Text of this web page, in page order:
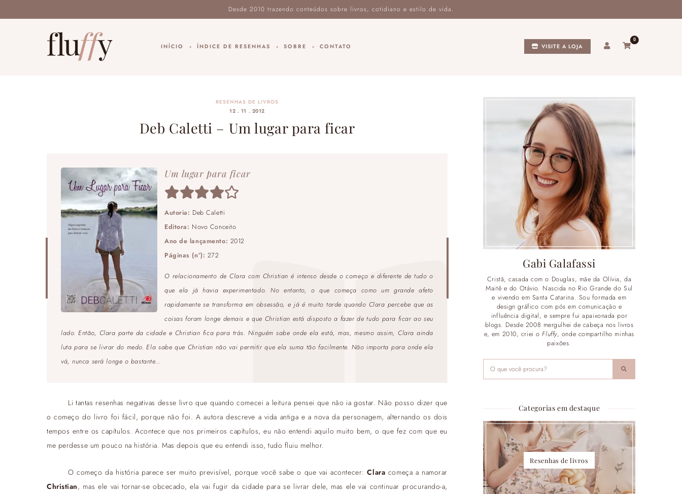
INÍCIO ÍNDICE DE RESENHAS SOBRE CONTATO VISITE A LOJA
0
RESENHAS DE LIVROS
12 . 11 . 2012
Deb Caletti – Um lugar para ficar
Um lugar para ficar
Autoria: Deb Caletti
Editora: Novo Conceito
Ano de lançamento: 2012
Páginas (nº): 272
O relacionamento de Clara com Christian é intenso desde o começo e diferente de tudo o
que ela já havia experimentado. No entanto, o que começa como um grande afeto
rapidamente se transforma em obsessão, e já é muito tarde quando Clara percebe que as
coisas foram longe demais e que Christian está disposto a fazer de tudo para ficar ao seu
lado. Então, Clara parte da cidade e Christian fica para trás. Ninguém sabe onde ela está, mas, mesmo assim, Clara ainda
luta para se livrar do medo. Ela sabe que Christian não vai permitir que ela suma tão facilmente. Não importa para onde ela
vá, nunca será longe o bastante…
Li tantas resenhas negativas desse livro que quando comecei a leitura pensei que não ia gostar. Não posso dizer que
o começo do livro foi fácil, porque não foi. A autora descreve a vida antiga e a nova da personagem, alternando os dois
tempos entre os capítulos. Acontece que nos primeiros capítulos, eu não entendi aquilo muito bem, o que fez com que eu
me perdesse um pouco na história. Mas depois que eu entendi isso, tudo fluiu melhor.
O começo da história parece ser muito previsível, porque você sabe o que vai acontecer:Clara começa a namorar
Christian, mas ele vai tornar-se obcecado, ela vai fugir da cidade para se livrar dele, mas ele vai continuar procurando-a,
Gabi Galafassi
Cristã, casada com o Douglas, mãe da Olívia, da
Maitê e do Otávio. Nascida no Rio Grande do Sul
e vivendo em Santa Catarina. Sou formada em
design gráfico com pós em comunicação e
influência digital, e sempre fui apaixonada por
blogs. Desde 2008 mergulhei de cabeça nos livros
e, em 2010, criei oFluffy, onde compartilho minhas
paixões.
Categorias em destaque
Resenhas de livros